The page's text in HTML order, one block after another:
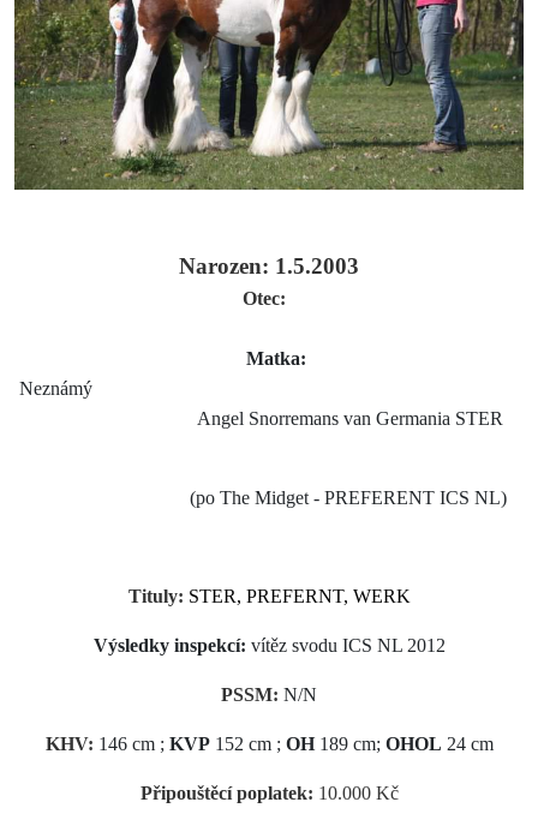
Narozen: 1.5.2003
Otec:
Matka:
Neznámý
Angel Snorremans van Germania STER
(po The Midget - PREFERENT ICS NL)
Tituly: STER, PREFERNT, WERK
Výsledky inspekcí: vítěz svodu ICS NL 2012
PSSM: N/N
KHV: 146 cm ; KVP152 cm ; OH189 cm; OHOL 24 cm
Připouštěcí poplatek: 10.000 Kč